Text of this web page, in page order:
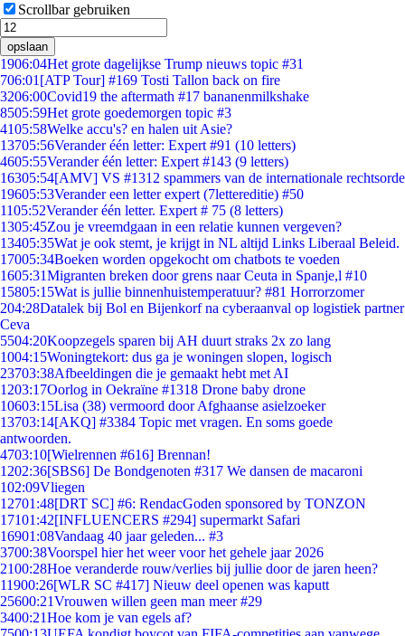
Scrollbar gebruiken
opslaan
1906:04Het grote dagelijkse Trump nieuws topic #31
706:01 [ATP Tour] #169 Tosti Tallon back on fire
3206:00Covid19 the aftermath #17 bananenmilkshake
8505:59Het grote goedemorgen topic #3
4105:58Welke accu's? en halen uit Asie?
13705:56Verander één letter: Expert #91 (10 letters)
4605:55Verander één letter: Expert #143 (9 letters)
16305:54[AMV] VS #1312 spammers van de internationale rechtsorde
19605:53Verander een letter expert (7lettereditie) #50
1105:52Verander één letter. Expert # 75 (8 letters)
1305:45Zou je vreemdgaan in een relatie kunnen vergeven?
13405:35Wat je ook stemt, je krijgt in NL altijd Links Liberaal Beleid.
17005:34Boeken worden opgekocht om chatbots te voeden
1605:31Migranten breken door grens naar Ceuta in Spanje,l #10
15805:15Wat is jullie binnenhuistemperatuur? #81 Horrorzomer
204:28Datalek bij Bol en Bijenkorf na cyberaanval op logistiek partner
Ceva
5504:20Koopzegels sparen bij AH duurt straks 2x zo lang
1004:15Woningtekort: dus ga je woningen slopen, logisch
23703:38Afbeeldingen die je gemaakt hebt met AI
1203:17Oorlog in Oekraïne #1318 Drone baby drone
10603:15Lisa (38) vermoord door Afghaanse asielzoeker
13703:14[AKQ] #3384 Topic met vragen. En soms goede
antwoorden.
4703:10[Wielrennen #616] Brennan!
1202:36[SBS6] De Bondgenoten #317 We dansen de macaroni
102:09Vliegen
12701:48[DRT SC] #6: RendacGoden sponsored by TONZON
17101:42[INFLUENCERS #294] supermarkt Safari
16901:08Vandaag 40 jaar geleden... #3
3700:38Voorspel hier het weer voor het gehele jaar 2026
2100:28Hoe veranderde rouw/verlies bij jullie door de jaren heen?
11900:26[WLR SC #417] Nieuw deel openen was kaputt
25600:21Vrouwen willen geen man meer #29
3400:21Hoe kom je van egels af?